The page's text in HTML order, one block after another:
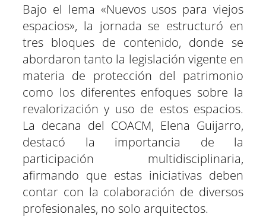
Bajo el lema «Nuevos usos para viejos
espacios», la jornada se estructuró en
tres bloques de contenido, donde se
abordaron tanto la legislación vigente en
materia de protección del patrimonio
como los diferentes enfoques sobre la
revalorización y uso de estos espacios.
La decana del COACM, Elena Guijarro,
destacó la importancia de la
participación multidisciplinaria,
afirmando que estas iniciativas deben
contar con la colaboración de diversos
profesionales, no solo arquitectos.